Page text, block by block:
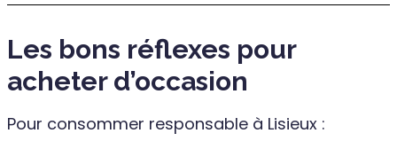
Les bons réflexes pour
acheter d’occasion
Pour consommer responsable à Lisieux :